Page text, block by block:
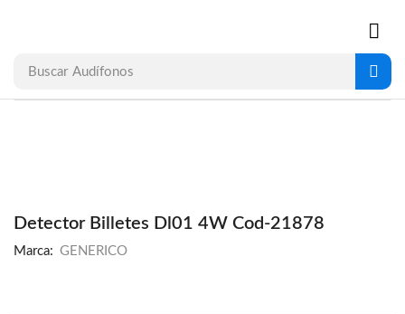
Buscar Audífonos
Detector Billetes Dl01 4W Cod-21878
Marca: GENERICO